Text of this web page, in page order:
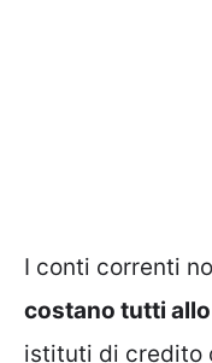
I conti correnti
costano tutti
istituti di credito